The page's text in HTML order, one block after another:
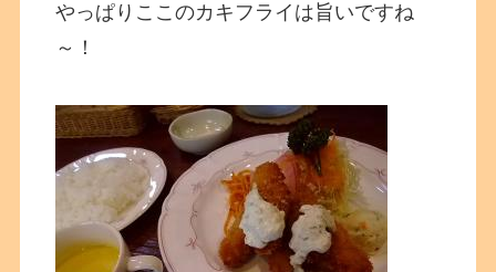
やっぱりここのカキフライは旨いですね
～！